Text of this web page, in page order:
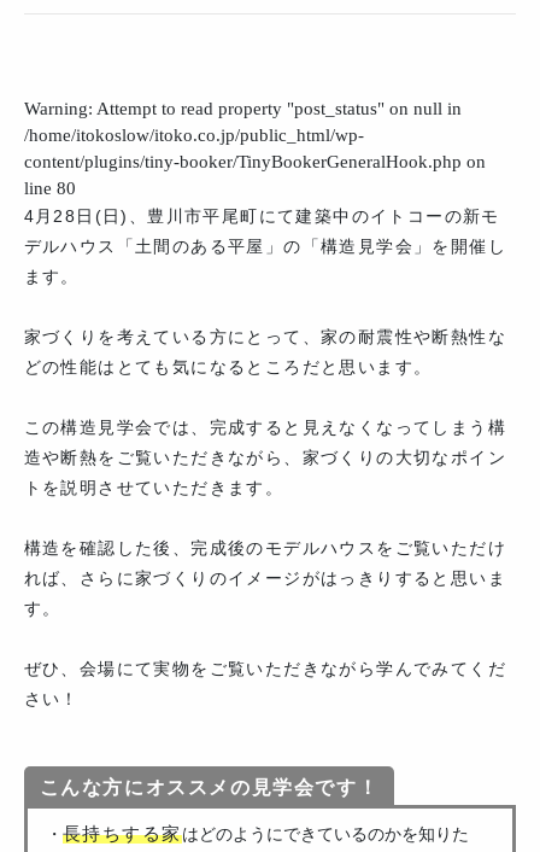
Warning: Attempt to read property "post_status" on null in
/home/itokoslow/itoko.co.jp/public_html/wp-
content/plugins/tiny-booker/TinyBookerGeneralHook.php on
line 80
4月28日(日)、豊川市平尾町にて建築中のイトコーの新モ
デルハウス「土間のある平屋」の「構造見学会」を開催し
ます。
家づくりを考えている方にとって、家の耐震性や断熱性な
どの性能はとても気になるところだと思います。
この構造見学会では、完成すると見えなくなってしまう構
造や断熱をご覧いただきながら、家づくりの大切なポイン
トを説明させていただきます。
構造を確認した後、完成後のモデルハウスをご覧いただけ
れば、さらに家づくりのイメージがはっきりすると思いま
す。
ぜひ、会場にて実物をご覧いただきながら学んでみてくだ
さい！
こんな方にオススメの見学会です！
・ 長持ちする家はどのようにできているのかを知りた